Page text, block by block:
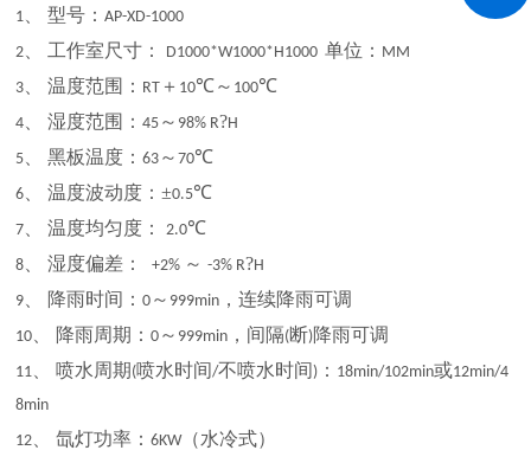
1 、 型号：AP-XD-1000
2 、 工作室尺寸： D1000*W1000*H1000单位： MM
3 、 温度范围： RT ＋ 10℃～ 100℃
4 、 湿度范围：45 ～ 98% R?H
5 、 黑板温度：63 ～70℃
6 、 温度波动度：±0.5℃
7 、 温度均匀度： 2.0℃
8 、 湿度偏差：+2% ～-3% R?H
9 、 降雨时间：0 ～ 999min ，连续降雨可调
10 、 降雨周期：0 ～ 999min ，间隔(断)降雨可调
11 、 喷水周期 (喷水时间/不喷水时间) ： 18min/102min或12min/4
8min
12 、 氙灯功率：6KW（水冷式）